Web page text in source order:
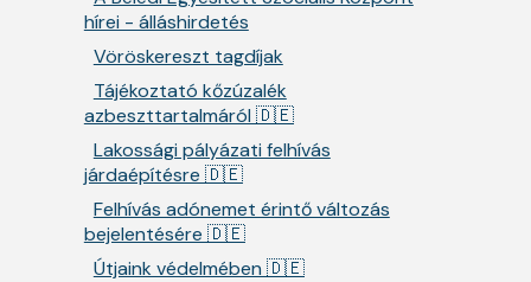
hírei - álláshirdetés
Vöröskereszt tagdíjak
Tájékoztató kőzúzalék
azbeszttartalmáról 🇩🇪
Lakossági pályázati felhívás
járdaépítésre 🇩🇪
Felhívás adónemet érintő változás
bejelentésére 🇩🇪
Útjaink védelmében 🇩🇪